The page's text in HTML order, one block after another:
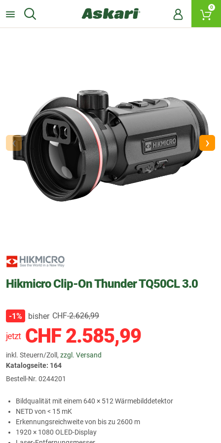
0
‹ ›
Hikmicro Clip-On Thunder TQ50CL 3.0
jetzt CHF2.585,99
inkl. Steuern/Zoll, zzgl. Versand
-1% bisher CHF2.626,99
Katalogseite: 164
Bestell-Nr. 0244201
Bildqualität mit einem 640 × 512 Wärmebilddetektor
NETD von < 15 mK
Erkennungsreichweite von bis zu 2600 m
1920 × 1080 OLED-Display